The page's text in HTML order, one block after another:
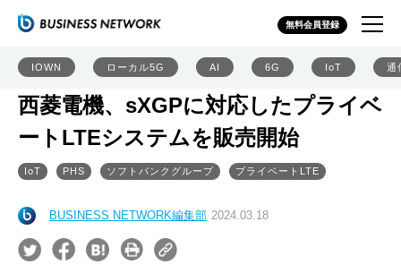
無料会員登録
IOWN ローカル5G AI 6G IoT 通
西菱電機、sXGPに対応したプライベ
ートLTEシステムを販売開始
IoT PHS ソフトバンクグループ プライベートLTE
BUSINESS NETWORK編集部 2024.03.18